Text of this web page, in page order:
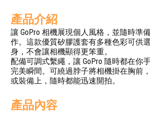
產品介紹
讓 GoPro 相機展現個人風格，並隨時準
作。這款優質矽膠護套有多種色彩可供
身，不會讓相機顯得更笨重。
配備可調式繫繩，讓 GoPro 隨時都在你
完美瞬間。可繞過脖子將相機掛在胸前
或裝備上，隨時都能迅速開拍。
產品內容